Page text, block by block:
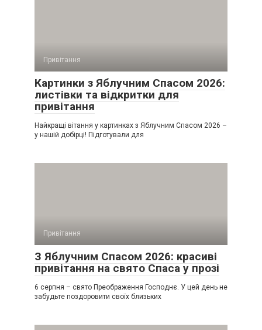
Привітання
Картинки з Яблучним Спасом 2026:
листівки та відкритки для
привітання
Найкращі вітання у картинках з Яблучним Спасом 2026 –
у нашій добірці! Підготували для
Привітання
З Яблучним Спасом 2026: красиві
привітання на свято Спаса у прозі
6 серпня – свято Преображення Господнє. У цей день не
забудьте поздоровити своїх близьких